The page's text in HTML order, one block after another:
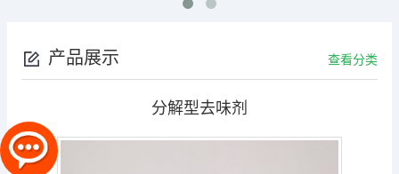
产品展示 查看分类
分解型去味剂